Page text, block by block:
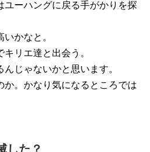
ユーハングに戻る手がかりを探
かなと。
リエ達と出会う。
じゃないかと思います。
か。かなり気になるところでは
した？